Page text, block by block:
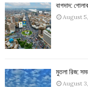
বাগদাদ:
August
মুতলা রিজ:
August